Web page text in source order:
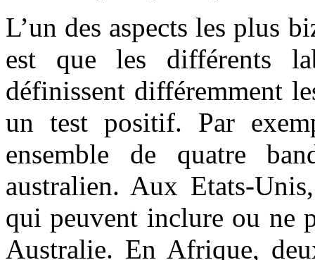
L’un des aspects les plus
est que les différents
définissent différemment
un test positif. Par
ensemble de quatre
australien. Aux Etats-
qui peuvent inclure ou ne
Australie. En Afrique,